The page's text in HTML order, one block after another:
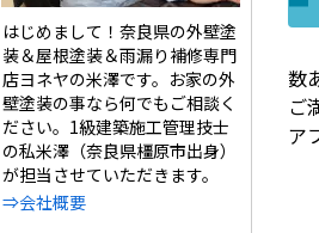
はじめまして！奈良県の外壁塗
装＆屋根塗装＆雨漏り補修専門
店ヨネヤの米澤です。お家の外
壁塗装の事なら何でもご相談く
ださい。1級建築施工管理技士
の私米澤（奈良県橿原市出身）
が担当させていただきます。
⇒会社概要
数
ご
ア